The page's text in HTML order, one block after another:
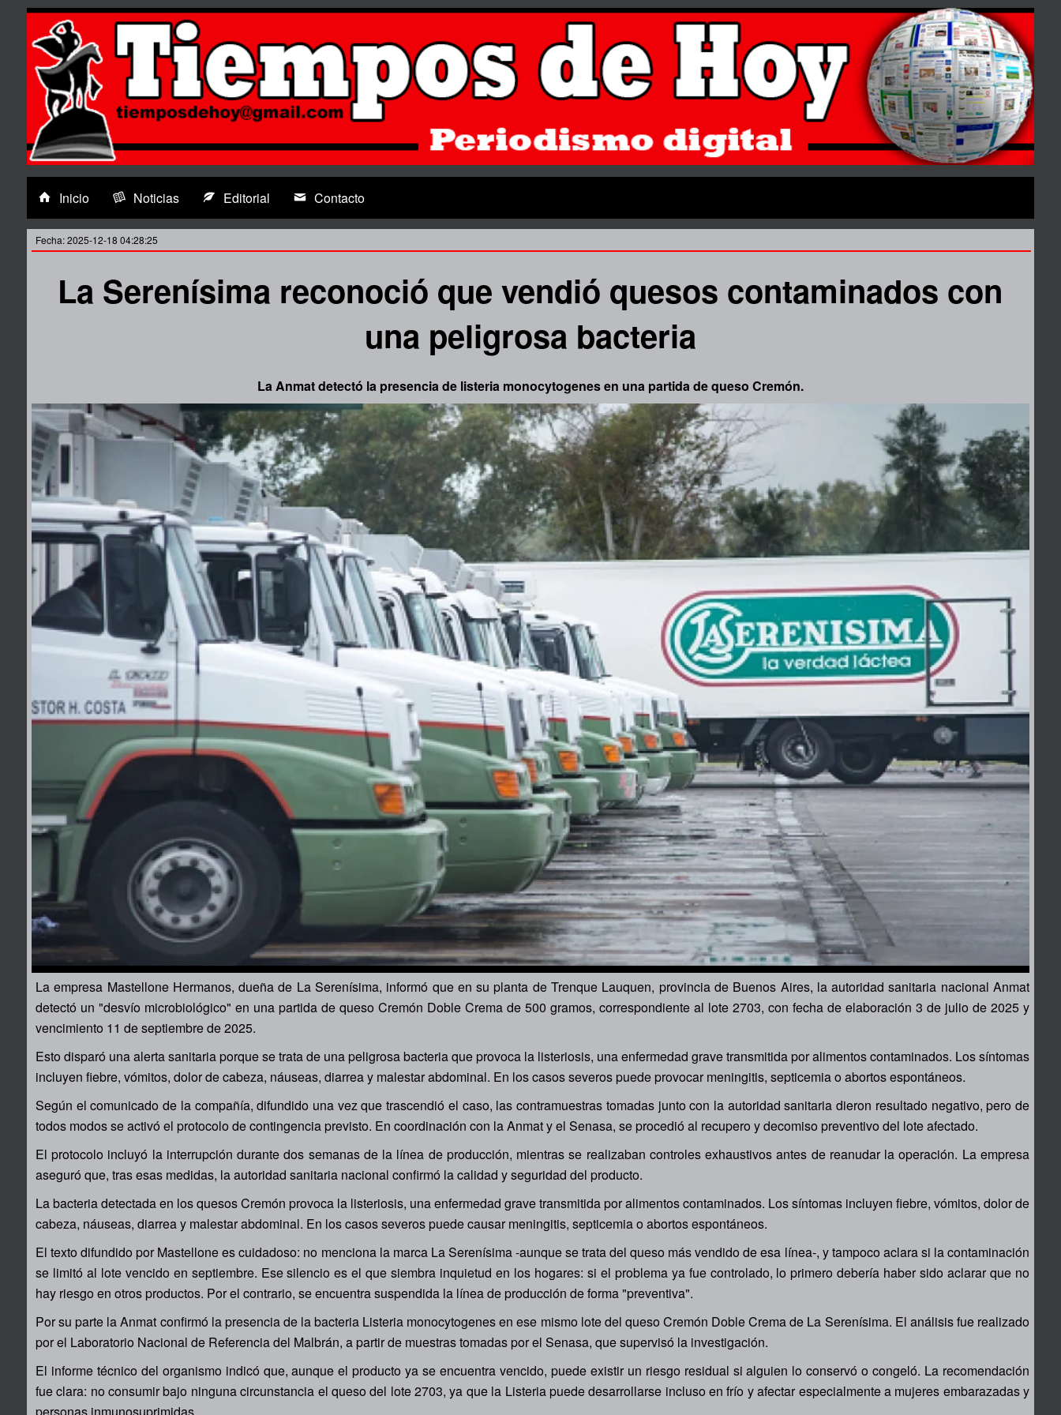
Inicio Noticias Editorial Contacto
Fecha: 2025-12-18 04:28:25
La Serenísima reconoció que vendió quesos contaminados con
una peligrosa bacteria
La Anmat detectó la presencia de listeria monocytogenes en una partida de queso Cremón.
La empresa Mastellone Hermanos, dueña de La Serenísima, informó que en su planta de Trenque Lauquen, provincia de Buenos Aires, la autoridad sanitaria nacional Anmat
detectó un "desvío microbiológico" en una partida de queso Cremón Doble Crema de 500 gramos, correspondiente al lote 2703, con fecha de elaboración 3 de julio de 2025 y
vencimiento 11 de septiembre de 2025.
Esto disparó una alerta sanitaria porque se trata de una peligrosa bacteria que provoca la listeriosis, una enfermedad grave transmitida por alimentos contaminados. Los síntomas
incluyen fiebre, vómitos, dolor de cabeza, náuseas, diarrea y malestar abdominal. En los casos severos puede provocar meningitis, septicemia o abortos espontáneos.
Según el comunicado de la compañía, difundido una vez que trascendió el caso, las contramuestras tomadas junto con la autoridad sanitaria dieron resultado negativo, pero de
todos modos se activó el protocolo de contingencia previsto. En coordinación con la Anmat y el Senasa, se procedió al recupero y decomiso preventivo del lote afectado.
El protocolo incluyó la interrupción durante dos semanas de la línea de producción, mientras se realizaban controles exhaustivos antes de reanudar la operación. La empresa
aseguró que, tras esas medidas, la autoridad sanitaria nacional confirmó la calidad y seguridad del producto.
La bacteria detectada en los quesos Cremón provoca la listeriosis, una enfermedad grave transmitida por alimentos contaminados. Los síntomas incluyen fiebre, vómitos, dolor de
cabeza, náuseas, diarrea y malestar abdominal. En los casos severos puede causar meningitis, septicemia o abortos espontáneos.
El texto difundido por Mastellone es cuidadoso: no menciona la marca La Serenísima -aunque se trata del queso más vendido de esa línea-, y tampoco aclara si la contaminación
se limitó al lote vencido en septiembre. Ese silencio es el que siembra inquietud en los hogares: si el problema ya fue controlado, lo primero debería haber sido aclarar que no
hay riesgo en otros productos. Por el contrario, se encuentra suspendida la línea de producción de forma "preventiva".
Por su parte la Anmat confirmó la presencia de la bacteria Listeria monocytogenes en ese mismo lote del queso Cremón Doble Crema de La Serenísima. El análisis fue realizado
por el Laboratorio Nacional de Referencia del Malbrán, a partir de muestras tomadas por el Senasa, que supervisó la investigación.
El informe técnico del organismo indicó que, aunque el producto ya se encuentra vencido, puede existir un riesgo residual si alguien lo conservó o congeló. La recomendación
fue clara: no consumir bajo ninguna circunstancia el queso del lote 2703, ya que la Listeria puede desarrollarse incluso en frío y afectar especialmente a mujeres embarazadas y
personas inmunosuprimidas.